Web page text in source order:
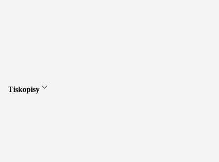
Tiskopisy